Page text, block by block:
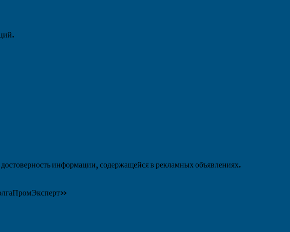
информации, содержащейся в рекламных объявлениях.